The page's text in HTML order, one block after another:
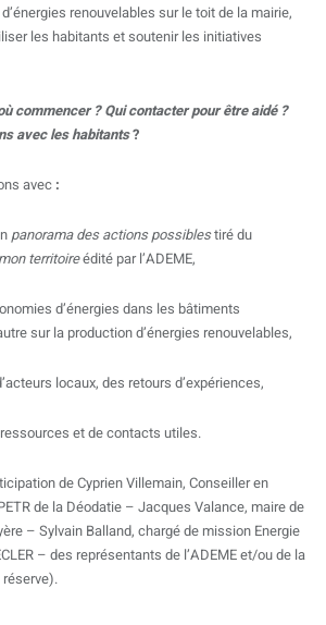
renouvelables sur le toit de la mairie,
les habitants et soutenir les initiatives
commencer ? Qui contacter pour être aidé ?
avec les habitants?
avec :
panorama des actions possiblestiré du
territoireédité par l’ADEME,
d’énergies dans les bâtiments
sur la production d’énergies renouvelables,
locaux, des retours d’expériences,
et de contacts utiles.
de Cyprien Villemain, Conseiller en
de la Déodatie – Jacques Valance, maire de
– Sylvain Balland, chargé de mission Energie
– des représentants de l’ADEME et/ou de la
réserve).